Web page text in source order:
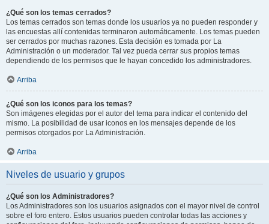
¿Qué son los temas cerrados?
Los temas cerrados son temas donde los usuarios ya no pueden responder y
las encuestas allí contenidas terminaron automáticamente. Los temas pueden
ser cerrados por muchas razones. Esta decisión es tomada por La
Administración o un moderador. Tal vez pueda cerrar sus propios temas
dependiendo de los permisos que le hayan concedido los administradores.
Arriba
¿Qué son los iconos para los temas?
Son imágenes elegidas por el autor del tema para indicar el contenido del
mismo. La posibilidad de usar iconos en los mensajes depende de los
permisos otorgados por La Administración.
Arriba
Niveles de usuario y grupos
¿Qué son los Administradores?
Los Administradores son los usuarios asignados con el mayor nivel de control
sobre el foro entero. Estos usuarios pueden controlar todas las acciones y